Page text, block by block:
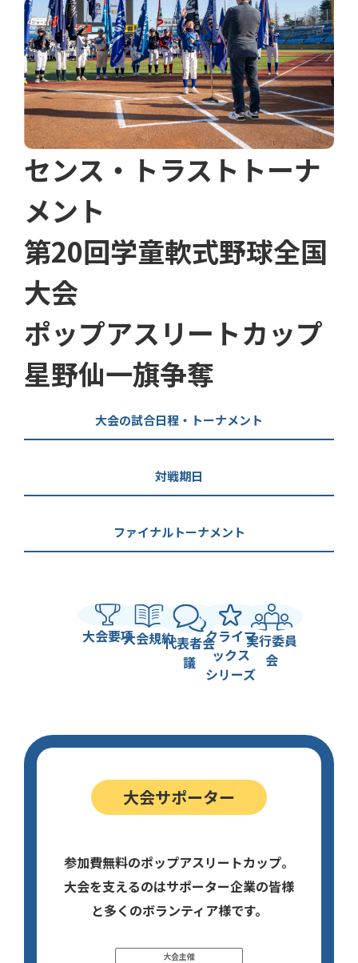
センス・トラストトーナ
メント
第20回学童軟式野球全国
大会
ポップアスリートカップ
星野仙一旗争奪
大会の試合日程・トーナメント
対戦期日
ファイナルトーナメント
大会要項大会規約代表者会
議
クライマ
ックス
シリーズ
実行委員
会
大会サポーター
参加費無料のポップアスリートカップ。
大会を支えるのはサポーター企業の皆様
と多くのボランティア様です。
大会主催